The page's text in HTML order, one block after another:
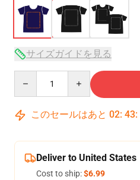
サイズガイドを見る
このセールはあと 02: 43:
Deliver to United States
Cost to ship:$6.99